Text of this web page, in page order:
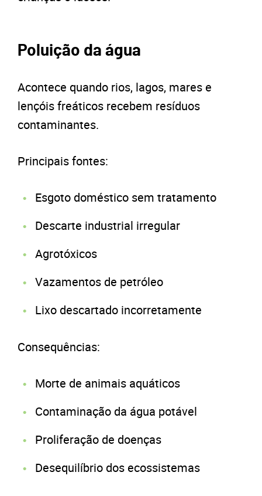
Poluição da água
Acontece quando rios, lagos, mares e
lençóis freáticos recebem resíduos
contaminantes.
Principais fontes:
Esgoto doméstico sem tratamento
Descarte industrial irregular
Agrotóxicos
Vazamentos de petróleo
Lixo descartado incorretamente
Consequências:
Morte de animais aquáticos
Contaminação da água potável
Proliferação de doenças
Desequilíbrio dos ecossistemas